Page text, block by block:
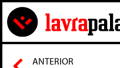
ANTERIOR